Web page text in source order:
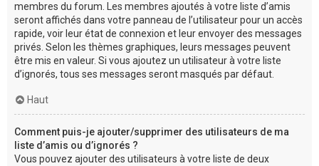
membres du forum. Les membres ajoutés à votre liste d’amis
seront affichés dans votre panneau de l’utilisateur pour un accès
rapide, voir leur état de connexion et leur envoyer des messages
privés. Selon les thèmes graphiques, leurs messages peuvent
être mis en valeur. Si vous ajoutez un utilisateur à votre liste
d’ignorés, tous ses messages seront masqués par défaut.
Haut
Comment puis-je ajouter/supprimer des utilisateurs de ma
liste d’amis ou d’ignorés ?
Vous pouvez ajouter des utilisateurs à votre liste de deux